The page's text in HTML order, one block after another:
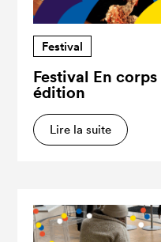
Festival
Festival En
édition
Lire la suite